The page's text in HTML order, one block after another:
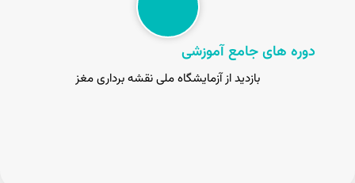
دوره های جامع آموزشی
بازدید از آزمایشگاه ملی نقشه برداری مغز